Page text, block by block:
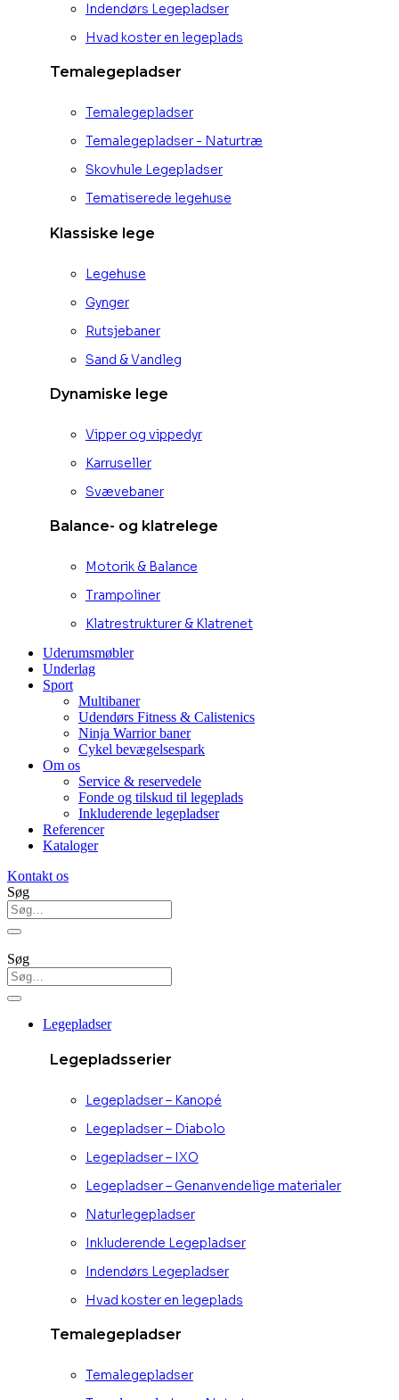
Indendørs Legepladser
Hvad koster en legeplads
Temalegepladser
Temalegepladser
Temalegepladser - Naturtræ
Skovhule Legepladser
Tematiserede legehuse
Klassiske lege
Legehuse
Gynger
Rutsjebaner
Sand & Vandleg
Dynamiske lege
Vipper og vippedyr
Karruseller
Svævebaner
Balance- og klatrelege
Motorik & Balance
Trampoliner
Klatrestrukturer & Klatrenet
Uderumsmøbler
Underlag
Sport
Multibaner
Udendørs Fitness & Calistenics
Ninja Warrior baner
Cykel bevægelsespark
Om os
Service & reservedele
Fonde og tilskud til legeplads
Inkluderende legepladser
Referencer
Kataloger
Kontakt os
Søg
Søg
Legepladser
Legepladsserier
Legepladser – Kanopé
Legepladser – Diabolo
Legepladser – IXO
Legepladser – Genanvendelige materialer
Naturlegepladser
Inkluderende Legepladser
Indendørs Legepladser
Hvad koster en legeplads
Temalegepladser
Temalegepladser